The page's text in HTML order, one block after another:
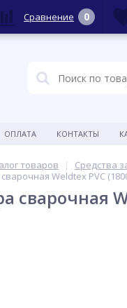
ОПЛАТА КОНТАКТЫ
товаров Средства
Weldtex PVC
сварочная
Сравнение 0